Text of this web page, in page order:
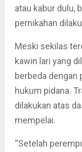
atau kabur dulu,
pernikahan
Meski sekilas
kawin lari yang
berbeda dengan
hukum pidana.
dilakukan atas
mempelai.
“Setelah